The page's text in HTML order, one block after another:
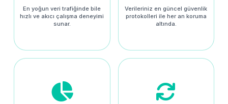
En yoğun veri trafiğinde bile
hızlı ve akıcı çalışma deneyimi
sunar.
Verileriniz en güncel güvenlik
protokolleri ile her an koruma
altında.